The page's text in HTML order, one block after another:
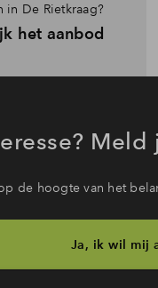
in De Rietkraag?
het aanbod
Meld
de hoogte van het
Ja, ik wil mij